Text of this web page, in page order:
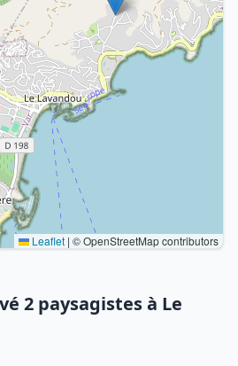
Leaflet | © OpenStreetMap contributors
2 paysagistes à Le